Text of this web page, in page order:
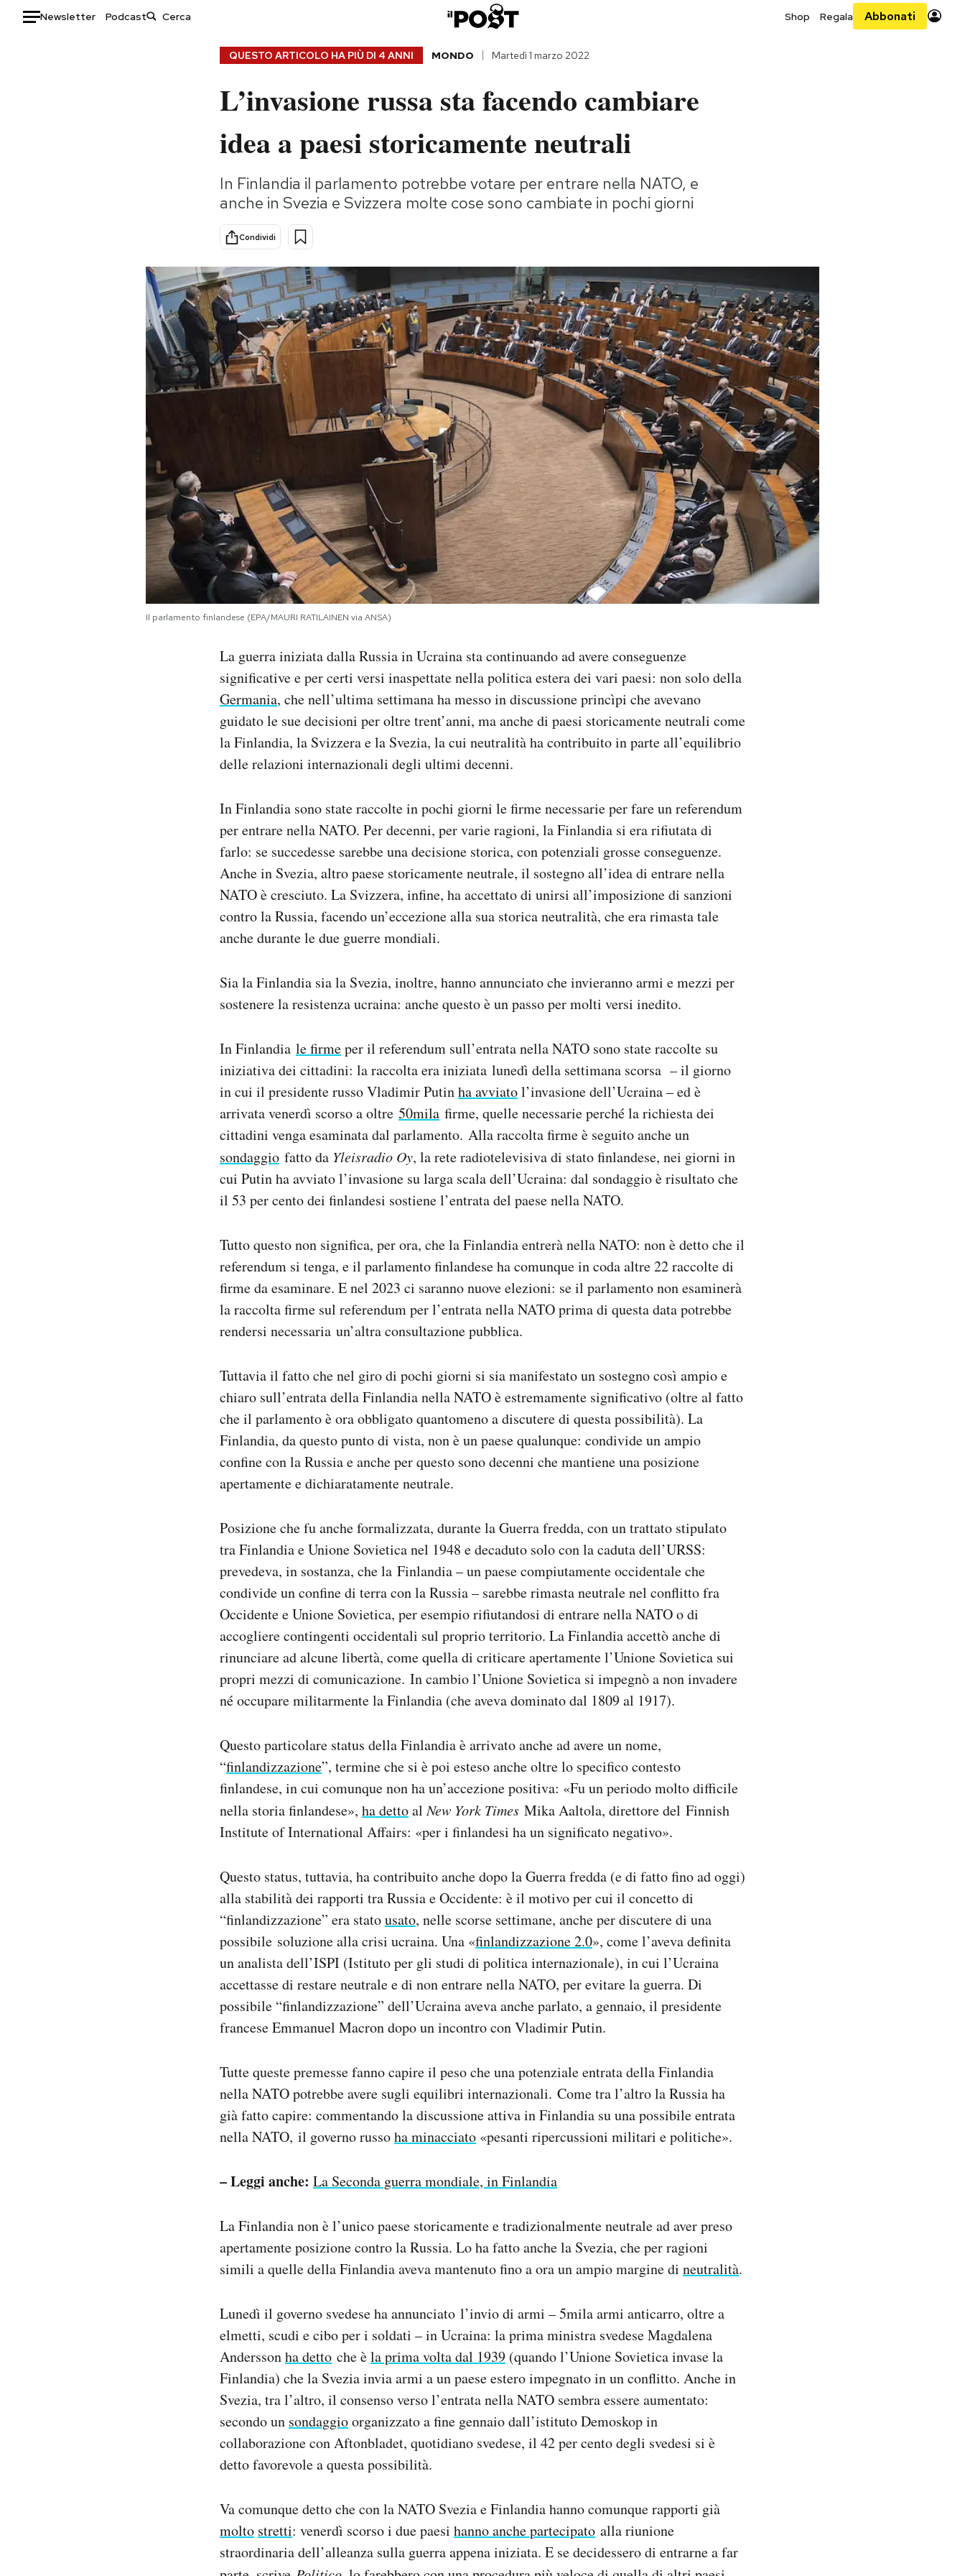
Newsletter Podcast Shop Regala Abbonati
Storie/Idee
Ok Boomer!
Altrecose
Mondiali calcio 2026
AREA PERSONALE
QUESTO ARTICOLO HA PIÙ DI 4 ANNI MONDO Martedì 1 marzo 2022
L’invasione russa sta facendo cambiare
idea a paesi storicamente neutrali
In Finlandia il parlamento potrebbe votare per entrare nella NATO, e
anche in Svezia e Svizzera molte cose sono cambiate in pochi giorni
Condividi
Il parlamento finlandese (EPA/MAURI RATILAINEN via ANSA)
La guerra iniziata dalla Russia in Ucraina sta continuando ad avere conseguenze
significative e per certi versi inaspettate nella politica estera dei vari paesi: non solo della
Germania, che nell’ultima settimana ha messo in discussione princìpi che avevano
guidato le sue decisioni per oltre trent’anni, ma anche di paesi storicamente neutrali come
la Finlandia, la Svizzera e la Svezia, la cui neutralità ha contribuito in parte all’equilibrio
delle relazioni internazionali degli ultimi decenni.
In Finlandia sono state raccolte in pochi giorni le firme necessarie per fare un referendum
per entrare nella NATO. Per decenni, per varie ragioni, la Finlandia si era rifiutata di
farlo: se succedesse sarebbe una decisione storica, con potenziali grosse conseguenze.
Anche in Svezia, altro paese storicamente neutrale, il sostegno all’idea di entrare nella
NATO è cresciuto. La Svizzera, infine, ha accettato di unirsi all’imposizione di sanzioni
contro la Russia, facendo un’eccezione alla sua storica neutralità, che era rimasta tale
anche durante le due guerre mondiali.
Sia la Finlandia sia la Svezia, inoltre, hanno annunciato che invieranno armi e mezzi per
sostenere la resistenza ucraina: anche questo è un passo per molti versi inedito.
In Finlandia le firmeper il referendum sull’entrata nella NATO sono state raccolte su
iniziativa dei cittadini: la raccolta era iniziata lunedì della settimana scorsa – il giorno
in cui il presidente russo Vladimir Putinha avviatol’invasione dell’Ucraina – ed è
arrivata venerdì scorso a oltre 50mila firme, quelle necessarie perché la richiesta dei
cittadini venga esaminata dal parlamento. Alla raccolta firme è seguito anche un
sondaggio fatto da Yleisradio Oy, la rete radiotelevisiva di stato finlandese, nei giorni in
cui Putin ha avviato l’invasione su larga scala dell’Ucraina: dal sondaggio è risultato che
il 53 per cento dei finlandesi sostiene l’entrata del paese nella NATO.
Tutto questo non significa, per ora, che la Finlandia entrerà nella NATO: non è detto che il
referendum si tenga, e il parlamento finlandese ha comunque in coda altre 22 raccolte di
firme da esaminare. E nel 2023 ci saranno nuove elezioni: se il parlamento non esaminerà
la raccolta firme sul referendum per l’entrata nella NATO prima di questa data potrebbe
rendersi necessaria un’altra consultazione pubblica.
Tuttavia il fatto che nel giro di pochi giorni si sia manifestato un sostegno così ampio e
chiaro sull’entrata della Finlandia nella NATO è estremamente significativo (oltre al fatto
che il parlamento è ora obbligato quantomeno a discutere di questa possibilità). La
Finlandia, da questo punto di vista, non è un paese qualunque: condivide un ampio
confine con la Russia e anche per questo sono decenni che mantiene una posizione
apertamente e dichiaratamente neutrale.
Posizione che fu anche formalizzata, durante la Guerra fredda, con un trattato stipulato
tra Finlandia e Unione Sovietica nel 1948 e decaduto solo con la caduta dell’URSS:
prevedeva, in sostanza, che la Finlandia – un paese compiutamente occidentale che
condivide un confine di terra con la Russia – sarebbe rimasta neutrale nel conflitto fra
Occidente e Unione Sovietica, per esempio rifiutandosi di entrare nella NATO o di
accogliere contingenti occidentali sul proprio territorio. La Finlandia accettò anche di
rinunciare ad alcune libertà, come quella di criticare apertamente l’Unione Sovietica sui
propri mezzi di comunicazione. In cambio l’Unione Sovietica si impegnò a non invadere
né occupare militarmente la Finlandia (che aveva dominato dal 1809 al 1917).
Questo particolare status della Finlandia è arrivato anche ad avere un nome,
“finlandizzazione”, termine che si è poi esteso anche oltre lo specifico contesto
finlandese, in cui comunque non ha un’accezione positiva: «Fu un periodo molto difficile
nella storia finlandese», ha dettoalNew York Times Mika Aaltola, direttore del Finnish
Institute of International Affairs: «per i finlandesi ha un significato negativo».
Questo status, tuttavia, ha contribuito anche dopo la Guerra fredda (e di fatto fino ad oggi)
alla stabilità dei rapporti tra Russia e Occidente: è il motivo per cui il concetto di
“finlandizzazione” era statousato, nelle scorse settimane, anche per discutere di una
possibile soluzione alla crisi ucraina. Una «finlandizzazione 2.0», come l’aveva definita
un analista dell’ISPI (Istituto per gli studi di politica internazionale), in cui l’Ucraina
accettasse di restare neutrale e di non entrare nella NATO, per evitare la guerra. Di
possibile “finlandizzazione” dell’Ucraina aveva anche parlato, a gennaio, il presidente
francese Emmanuel Macron dopo un incontro con Vladimir Putin.
Tutte queste premesse fanno capire il peso che una potenziale entrata della Finlandia
nella NATO potrebbe avere sugli equilibri internazionali. Come tra l’altro la Russia ha
già fatto capire: commentando la discussione attiva in Finlandia su una possibile entrata
nella NATO, il governo russoha minacciato «pesanti ripercussioni militari e politiche».
– Leggi anche: La Seconda guerra mondiale, in Finlandia
La Finlandia non è l’unico paese storicamente e tradizionalmente neutrale ad aver preso
apertamente posizione contro la Russia. Lo ha fatto anche la Svezia, che per ragioni
simili a quelle della Finlandia aveva mantenuto fino a ora un ampio margine di neutralità.
Lunedì il governo svedese ha annunciato l’invio di armi – 5mila armi anticarro, oltre a
elmetti, scudi e cibo per i soldati – in Ucraina: la prima ministra svedese Magdalena
Anderssonha detto che èla prima volta dal 1939 (quando l’Unione Sovietica invase la
Finlandia) che la Svezia invia armi a un paese estero impegnato in un conflitto. Anche in
Svezia, tra l’altro, il consenso verso l’entrata nella NATO sembra essere aumentato:
secondo un sondaggioorganizzato a fine gennaio dall’istituto Demoskop in
collaborazione con Aftonbladet, quotidiano svedese, il 42 per cento degli svedesi si è
detto favorevole a questa possibilità.
Va comunque detto che con la NATO Svezia e Finlandia hanno comunque rapporti già
molto stretti: venerdì scorso i due paesi hanno anche partecipato alla riunione
straordinaria dell’alleanza sulla guerra appena iniziata. E se decidessero di entrarne a far